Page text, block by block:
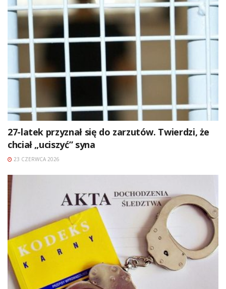
27-latek przyznał się do zarzutów. Twierdzi, że
chciał „uciszyć” syna
23 CZERWCA 2026